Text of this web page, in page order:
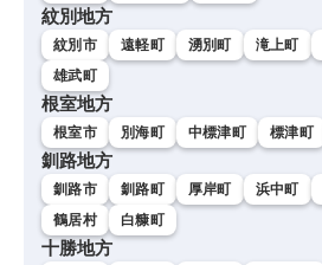
紋別地方
紋別市 遠軽町 湧別町 滝上町
雄武町
根室地方
根室市 別海町 中標津町 標津町
釧路地方
釧路市 釧路町 厚岸町 浜中町
鶴居村
白糠町
十勝地方